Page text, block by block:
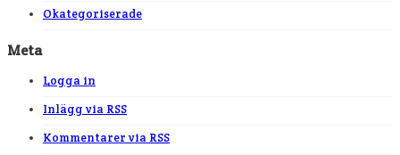
Okategoriserade
Meta
Logga in
Inlägg via RSS
Kommentarer via RSS